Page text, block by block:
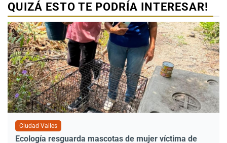
QUIZÁ ESTO TE PODRÍA INTERESAR!
Ciudad Valles
Ecología resguarda mascotas de mujer víctima de